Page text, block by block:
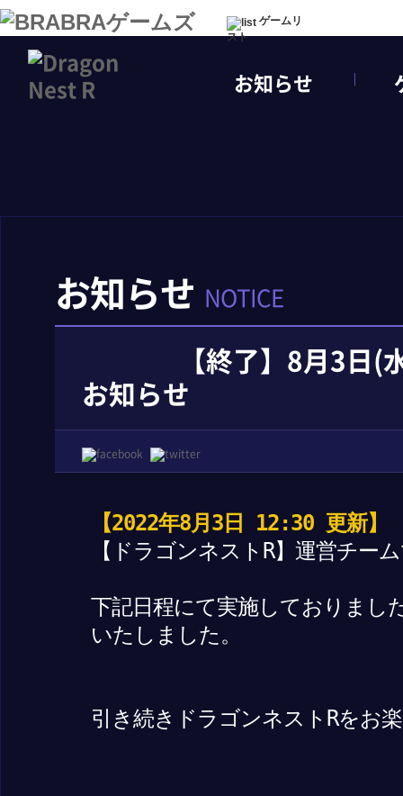
ゲームリ
スト
お知らせ
お知らせ NOTICE
【終了】8月3日(
お知らせ
【2022年8月3日 12:30 更新】
【ドラゴンネストR】運営チー
下記日程にて実施しておりまし
いたしました。
引き続きドラゴンネストRをお